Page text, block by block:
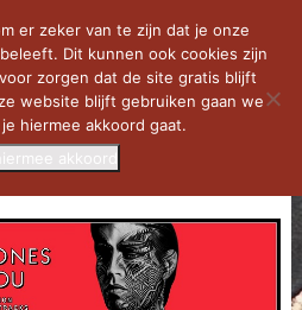
er zeker van te zijn dat je onze
Dit kunnen ook cookies zijn
zorgen dat de site gratis blijft
website blijft gebruiken gaan we
hiermee akkoord gaat.
akkoord